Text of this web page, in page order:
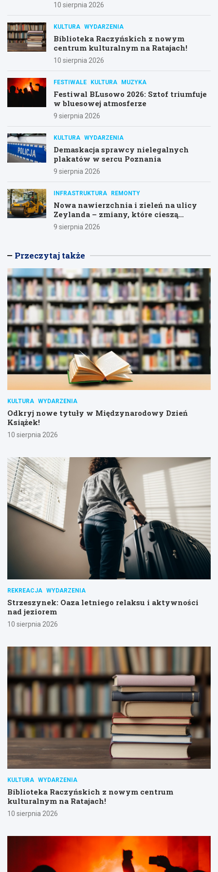
10 sierpnia 2026
KULTURA WYDARZENIA
Biblioteka Raczyńskich z nowym
centrum kulturalnym na Ratajach!
10 sierpnia 2026
FESTIWALE KULTURA MUZYKA
Festiwal BLusowo 2026: Sztof triumfuje
w bluesowej atmosferze
9 sierpnia 2026
KULTURA WYDARZENIA
Demaskacja sprawcy nielegalnych
plakatów w sercu Poznania
9 sierpnia 2026
INFRASTRUKTURA REMONTY
Nowa nawierzchnia i zieleń na ulicy
Zeylanda – zmiany, które cieszą
mieszkańców
9 sierpnia 2026
Przeczytaj także
KULTURA WYDARZENIA
Odkryj nowe tytuły w Międzynarodowy Dzień
Książek!
10 sierpnia 2026
REKREACJA WYDARZENIA
Strzeszynek: Oaza letniego relaksu i aktywności
nad jeziorem
10 sierpnia 2026
KULTURA WYDARZENIA
Biblioteka Raczyńskich z nowym centrum
kulturalnym na Ratajach!
10 sierpnia 2026